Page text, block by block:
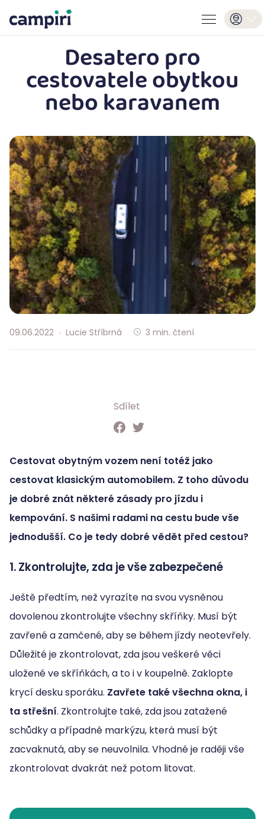
Desatero pro
cestovatele obytkou
nebo karavanem
09.06.2022 Lucie Stříbrná 3 min. čtení
Sdílet
Cestovat obytným vozem není totéž jako
cestovat klasickým automobilem. Z toho důvodu
je dobré znát některé zásady pro jízdu i
kempování. S našimi radami na cestu bude vše
jednodušší. Co je tedy dobré vědět před cestou?
1. Zkontrolujte, zda je vše zabezpečené
Ještě předtím, než vyrazíte na svou vysněnou
dovolenou zkontrolujte všechny skříňky. Musí být
zavřené a zamčené, aby se během jízdy neotevřely.
Důležité je zkontrolovat, zda jsou veškeré věci
uložené ve skříňkách, a to i v koupelně. Zaklopte
krycí desku sporáku. Zavřete také všechna okna, i
ta střešní. Zkontrolujte také, zda jsou zatažené
schůdky a případně markýzu, která musí být
zacvaknutá, aby se neuvolnila. Vhodné je raději vše
zkontrolovat dvakrát než potom litovat.